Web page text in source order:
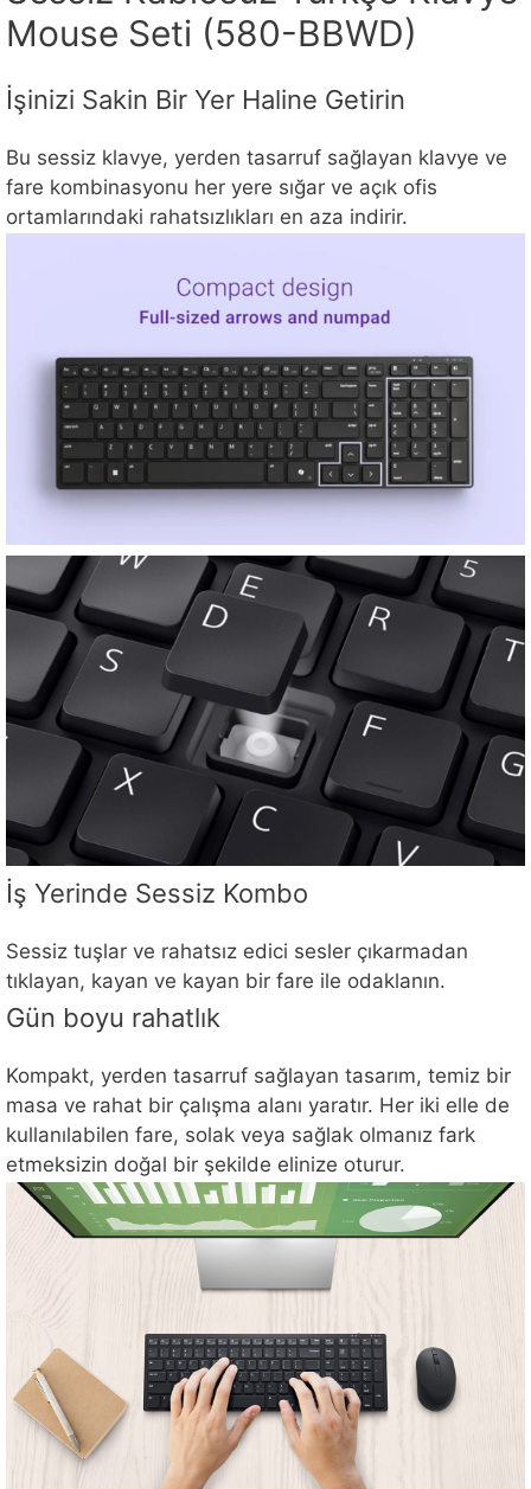
Mouse Seti (580-BBWD)
İşinizi Sakin Bir Yer Haline Getirin
Bu sessiz klavye, yerden tasarruf sağlayan klavye ve
fare kombinasyonu her yere sığar ve açık ofis
ortamlarındaki rahatsızlıkları en aza indirir.
İş Yerinde Sessiz Kombo
Sessiz tuşlar ve rahatsız edici sesler çıkarmadan
tıklayan, kayan ve kayan bir fare ile odaklanın.
Gün boyu rahatlık
Kompakt, yerden tasarruf sağlayan tasarım, temiz bir
masa ve rahat bir çalışma alanı yaratır. Her iki elle de
kullanılabilen fare, solak veya sağlak olmanız fark
etmeksizin doğal bir şekilde elinize oturur.